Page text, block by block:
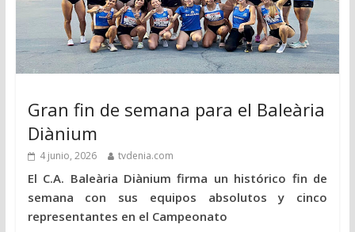
Gran fin de semana para el Baleària
Diànium
4 junio, 2026 tvdenia.com
El C.A. Baleària Diànium firma un histórico fin de
semana con sus equipos absolutos y cinco
representantes en el Campeonato